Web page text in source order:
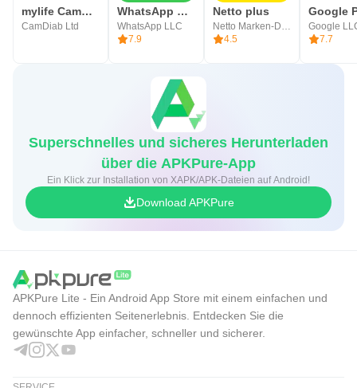
mylife CamAPS FX (mg/dL)
CamDiab Ltd
WhatsApp Business
WhatsApp LLC
7.9
Netto plus
4.5
Google
7.7
Superschnelles und sicheres Herunterladen
über die APKPure-App
Ein Klick zur Installation von XAPK/APK-Dateien auf Android!
Download APKPure
APKPure Lite - Ein Android App Store mit einem einfachen und
dennoch effizienten Seitenerlebnis. Entdecken Sie die
gewünschte App einfacher, schneller und sicherer.